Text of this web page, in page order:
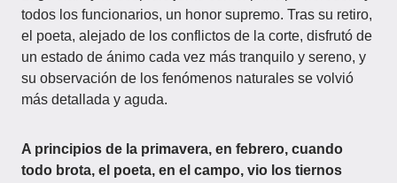
todos los funcionarios, un honor supremo. Tras su retiro,
el poeta, alejado de los conflictos de la corte, disfrutó de
un estado de ánimo cada vez más tranquilo y sereno, y
su observación de los fenómenos naturales se volvió
más detallada y aguda.
A principios de la primavera, en febrero, cuando
todo brota, el poeta, en el campo, vio los tiernos